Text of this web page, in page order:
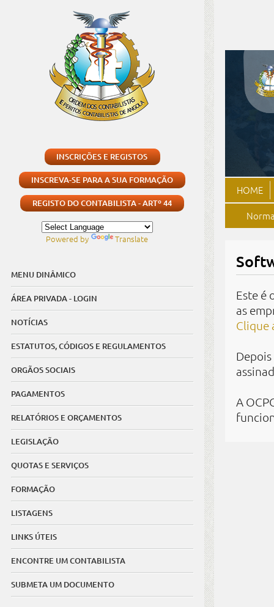
INSCRIÇÕES E REGISTOS
INSCREVA-SE PARA A SUA FORMAÇÃO
REGISTO DO CONTABILISTA - ARTº 44
Powered by Translate
MENU DINÂMICO
ÁREA PRIVADA - LOGIN
NOTÍCIAS
ESTATUTOS, CÓDIGOS E REGULAMENTOS
ORGÃOS SOCIAIS
PAGAMENTOS
RELATÓRIOS E ORÇAMENTOS
LEGISLAÇÃO
QUOTAS E SERVIÇOS
FORMAÇÃO
LISTAGENS
LINKS ÚTEIS
ENCONTRE UM CONTABILISTA
SUBMETA UM DOCUMENTO
HOME
Este é
as
Clique
A